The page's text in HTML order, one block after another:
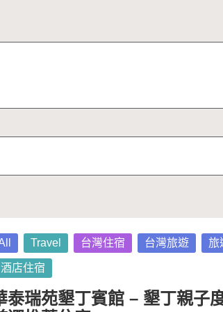
Travel 台灣住宿 台灣旅遊 旅
酒店住宿
泰瑞苑墾丁賓館 – 墾丁親子